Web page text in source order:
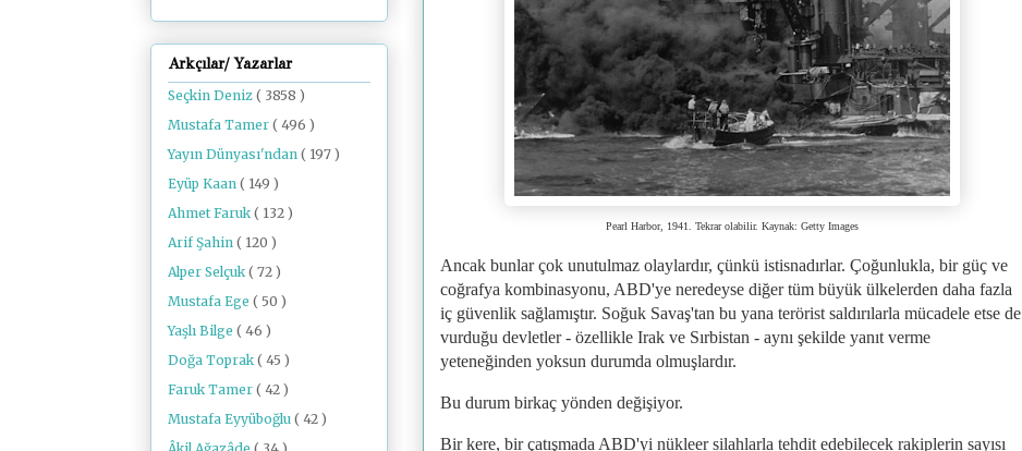
Pearl Harbor, 1941. Tekrar olabilir. Kaynak: Getty Images
Ancak bunlar çok unutulmaz olaylardır, çünkü istisnadırlar. Çoğunlukla, bir güç ve
coğrafya kombinasyonu, ABD'ye neredeyse diğer tüm büyük ülkelerden daha fazla
iç güvenlik sağlamıştır. Soğuk Savaş'tan bu yana terörist saldırılarla mücadele etse de
vurduğu devletler - özellikle Irak ve Sırbistan - aynı şekilde yanıt verme
yeteneğinden yoksun durumda olmuşlardır.
Bu durum birkaç yönden değişiyor.
Bir kere, bir çatışmada ABD'yi nükleer silahlarla tehdit edebilecek rakiplerin sayısı
Arkçılar/ Yazarlar
Seçkin Deniz ( 3858 )
Mustafa Tamer ( 496 )
Yayın Dünyası'ndan ( 197 )
Eyüp Kaan ( 149 )
Ahmet Faruk ( 132 )
Arif Şahin ( 120 )
Alper Selçuk ( 72 )
Mustafa Ege ( 50 )
Yaşlı Bilge ( 46 )
Doğa Toprak ( 45 )
Faruk Tamer ( 42 )
Mustafa Eyyüboğlu ( 42 )